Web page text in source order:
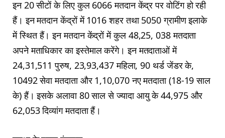
इन 20 सीटों के लिए कुल 6066 मतदान केंद्र पर वोटिंग हो रही
हैं। इन मतदान केंद्रों में 1016 शहर तथा 5050 ग्रामीण इलाके
में स्थित हैं। इन मतदान केंद्रों में कुल 48,25, 038 मतदाता
अपने मताधिकार का इस्तेमाल करेंगे। इन मतदाताओं में
24,31,511 पुरुष, 23,93,437 महिला, 90 थर्ड जेंडर के,
10492 सेवा मतदाता और 1,10,070 नए मतदाता (18-19 साल
के) हैं। इसके अलावा 80 साल से ज्यादा आयु के 44,975 और
62,053 दिव्यांग मतदाता हैं।